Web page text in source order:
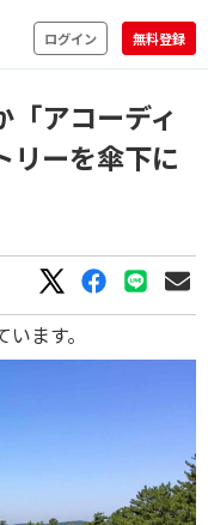
ログイン 無料登録
アコーディ
リーを傘下に
ます。